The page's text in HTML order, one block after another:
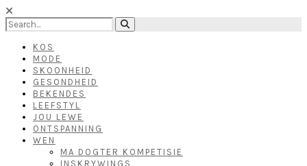
KOS
MODE
SKOONHEID
GESONDHEID
BEKENDES
LEEFSTYL
JOU LEWE
ONTSPANNING
WEN
MA DOGTER KOMPETISIE
INSKRYWINGS